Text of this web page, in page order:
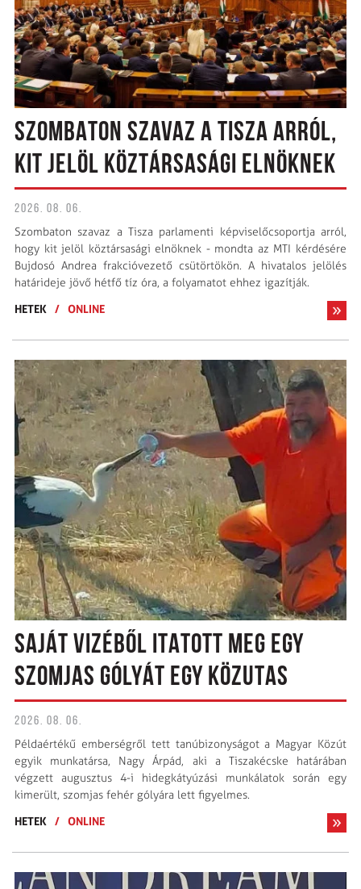
SZOMBATON SZAVAZ A TISZA ARRÓL,
KIT JELÖL KÖZTÁRSASÁGI ELNÖKNEK
2026. 08. 06.
Szombaton szavaz a Tisza parlamenti képviselőcsoportja arról,
hogy kit jelöl köztársasági elnöknek - mondta az MTI kérdésére
Bujdosó Andrea frakcióvezető csütörtökön. A hivatalos jelölés
határideje jövő hétfő tíz óra, a folyamatot ehhez igazítják.
HETEK
/ ONLINE
SAJÁT VIZÉBŐL ITATOTT MEG EGY
SZOMJAS GÓLYÁT EGY KÖZUTAS
2026. 08. 06.
Példaértékű emberségről tett tanúbizonyságot a Magyar Közút
egyik munkatársa, Nagy Árpád, aki a Tiszakécske határában
végzett augusztus 4-i hidegkátyúzási munkálatok során egy
kimerült, szomjas fehér gólyára lett figyelmes.
HETEK
/ ONLINE